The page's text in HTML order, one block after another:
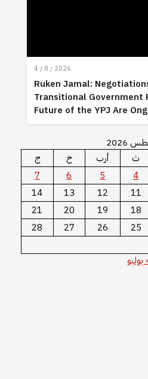
4 / 8 / 2026
Ruken Jamal:
Transitional Government
Future of the YPJ Are
2026
ث أرب خ
ج
4
5
6
7
11
12
13
14
18
19
20
21
25
26
27
28
يوليو